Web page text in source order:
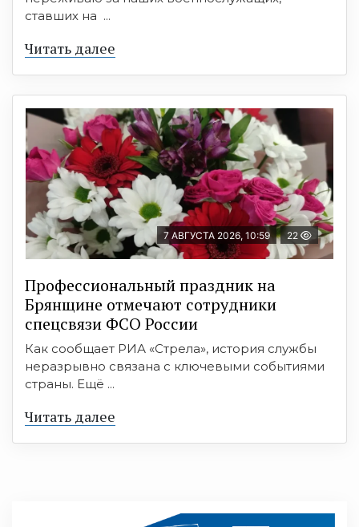
ставших на ...
Читать далее
7 АВГУСТА 2026, 10:59 22
Профессиональный праздник на
Брянщине отмечают сотрудники
спецсвязи ФСО России
Как сообщает РИА «Стрела», история службы
неразрывно связана с ключевыми событиями
страны. Ещё ...
Читать далее